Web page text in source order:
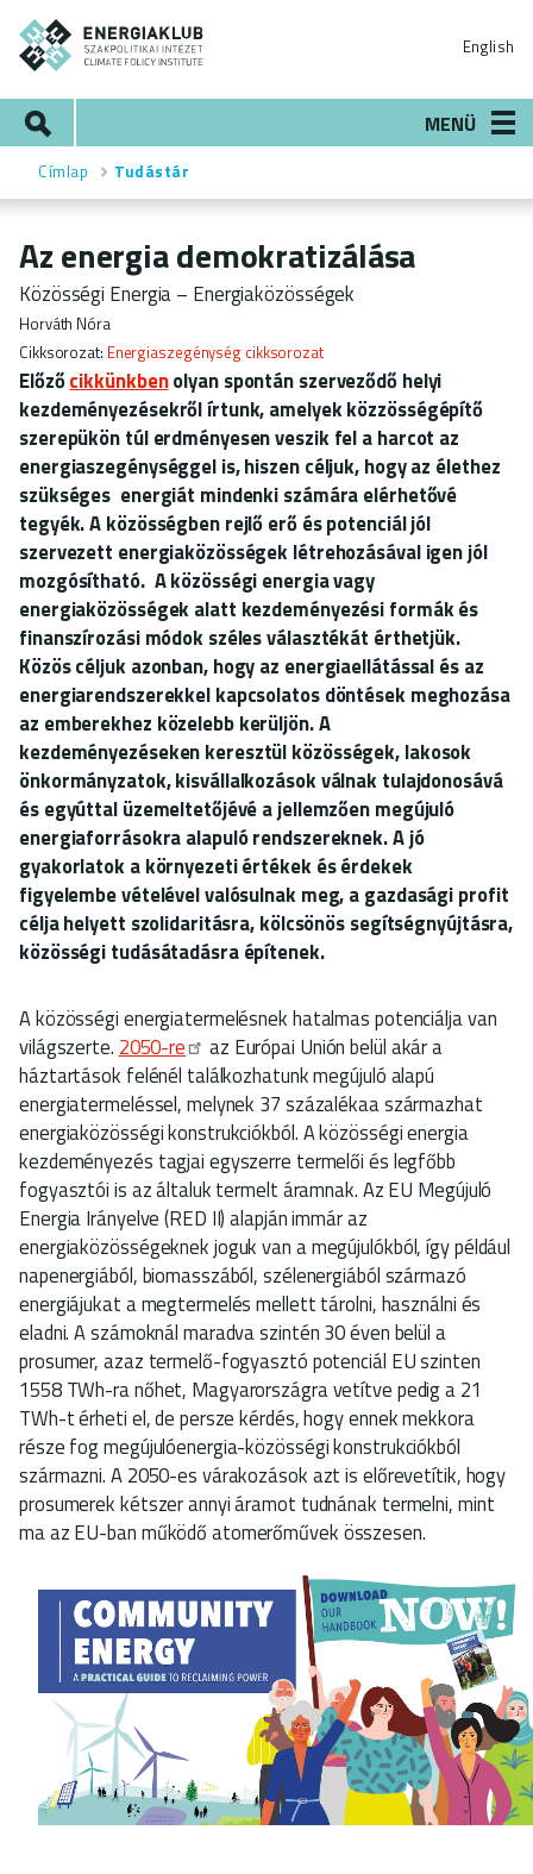
Ugrás
tartalomra
English
MENÜ
Morzsa
Címlap Tudástár
Az energia demokratizálása
Közösségi Energia – Energiaközösségek
Horváth Nóra
Cikksorozat Energiaszegénység cikksorozat
Előzőcikkünkbenolyan spontán szerveződő helyi
kezdeményezésekről írtunk, amelyek közzösségépítő
szerepükön túl erdményesen veszik fel a harcot az
energiaszegénységgel is, hiszen céljuk, hogy az élethez
szükséges energiát mindenki számára elérhetővé
tegyék. A közösségben rejlő erő és potenciál jól
szervezett energiaközösségek létrehozásával igen jól
mozgósítható. A közösségi energia vagy
energiaközösségek alatt kezdeményezési formák és
finanszírozási módok széles választékát érthetjük.
Közös céljuk azonban, hogy az energiaellátással és az
energiarendszerekkel kapcsolatos döntések meghozása
az emberekhez közelebb kerüljön. A
kezdeményezéseken keresztül közösségek, lakosok
önkormányzatok, kisvállalkozások válnak tulajdonosává
és egyúttal üzemeltetőjévé a jellemzően megújuló
energiaforrásokra alapuló rendszereknek. A jó
gyakorlatok a környezeti értékek és érdekek
figyelembe vételével valósulnak meg, a gazdasági profit
célja helyett szolidaritásra, kölcsönös segítségnyújtásra,
közösségi tudásátadásra építenek.
A közösségi energiatermelésnek hatalmas potenciálja van
világszerte. 2050-re
az Európai Unión belül akár a
háztartások felénél találkozhatunk megújuló alapú
energiatermeléssel, melynek 37 százalékaa származhat
energiaközösségi konstrukciókból. A közösségi energia
kezdeményezés tagjai egyszerre termelői és legfőbb
fogyasztói is az általuk termelt áramnak. Az EU Megújuló
Energia Irányelve (RED II) alapján immár az
energiaközösségeknek joguk van a megújulókból, így például
napenergiából, biomasszából, szélenergiából származó
energiájukat a megtermelés mellett tárolni, használni és
eladni. A számoknál maradva szintén 30 éven belül a
prosumer, azaz termelő-fogyasztó potenciál EU szinten
1558 TWh-ra nőhet, Magyarországra vetítve pedig a 21
TWh-t érheti el, de persze kérdés, hogy ennek mekkora
része fog megújulóenergia-közösségi konstrukciókból
származni. A 2050-es várakozások azt is előrevetítik, hogy
prosumerek kétszer annyi áramot tudnának termelni, mint
ma az EU-ban működő atomerőművek összesen.